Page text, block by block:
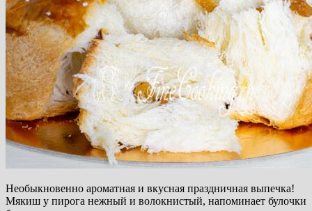
Необыкновенно ароматная и вкусная праздничная выпечка!
Мякиш у пирога нежный и волокнистый, напоминает булочки